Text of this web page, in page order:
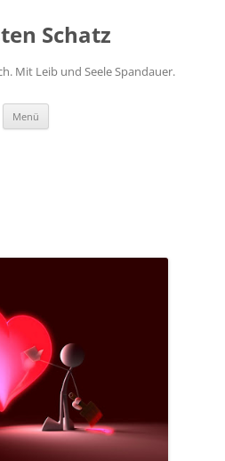
Schatz
Mit Leib und Seele Spandauer.
Menü